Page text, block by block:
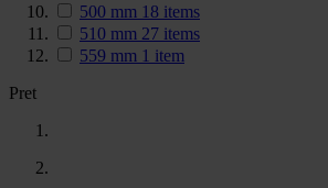
500 mm 18 items
510 mm 27 items
559 mm 1 item
Pret